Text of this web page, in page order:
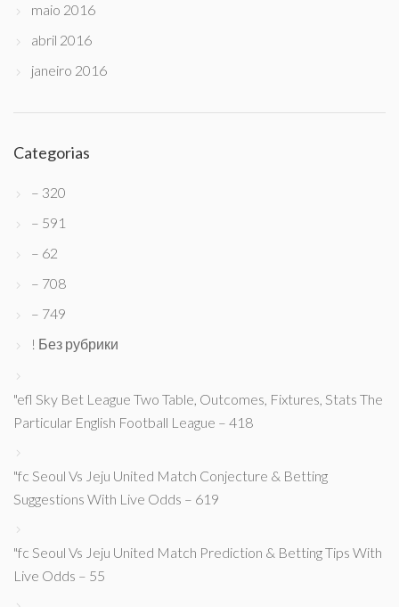
maio 2016
abril 2016
janeiro 2016
Categorias
– 320
– 591
– 62
– 708
– 749
! Без рубрики
"efl Sky Bet League Two Table, Outcomes, Fixtures, Stats The
Particular English Football League – 418
"fc Seoul Vs Jeju United Match Conjecture & Betting
Suggestions With Live Odds – 619
"fc Seoul Vs Jeju United Match Prediction & Betting Tips With
Live Odds – 55